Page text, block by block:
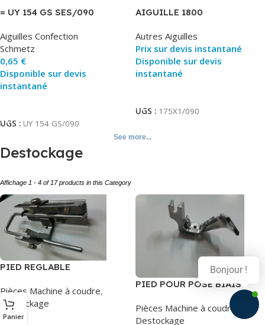
= UY 154 GS SES/090
Aiguilles Confection
Schmetz
0,65 €
Disponible sur devis
instantané
UGS : UY 154 GS/090
AIGUILLE 1800
Autres Aiguilles
Prix sur devis instantané
Disponible sur devis
instantané
UGS : 175X1/090
See more...
Destockage
Affichage 1 - 4 of 17 products in this Category
PIED REGLABLE
Pièces Machine à coudre,
Destockage
SUISEI
PIED POUR POSE BIAIS
Pièces Machine à coudre
Destockage
Panier